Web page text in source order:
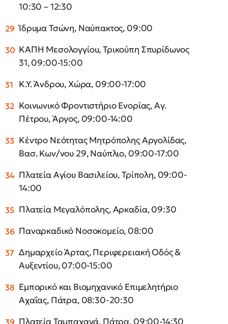
10:30 – 12:30
Ίδρυμα Τσώνη, Ναύπακτος, 09:00
ΚΑΠΗ Μεσολογγίου, Τρικούπη Σπυρίδωνος
31, 09:00-15:00
Κ.Υ. Άνδρου, Χώρα, 09:00-17:00
Κοινωνικό Φροντιστήριο Ενορίας, Αγ.
Πέτρου, Άργος, 09:00-14:00
Κέντρο Νεότητας Μητρόπολης Αργολίδας,
Βασ. Κων/νου 29, Ναύπλιο, 09:00-17:00
Πλατεία Αγίου Βασιλείου, Τρίπολη, 09:00-
14:00
Πλατεία Μεγαλόπολης, Αρκαδία, 09:30
Παναρκαδικό Νοσοκομείο, 08:00
Δημαρχείο Άρτας, Περιφερειακή Οδός &
Αυξεντίου, 07:00-15:00
Εμπορικό και Βιομηχανικό Επιμελητήριο
Αχαΐας, Πάτρα, 08:30-20:30
Πλατεία Ταμπαχανά, Πάτρα, 09:00-14:30